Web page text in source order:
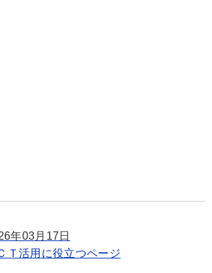
年03月17日
Ｔ活用に役立つページ